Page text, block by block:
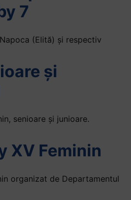
7
(Elită) și respectiv
și
senioare și junioare.
XV Feminin
organizat de Departamentul